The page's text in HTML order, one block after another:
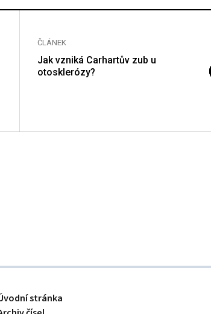
ČLÁNEK
Jak vzniká Carhartův zub u
otosklerózy?
stránka